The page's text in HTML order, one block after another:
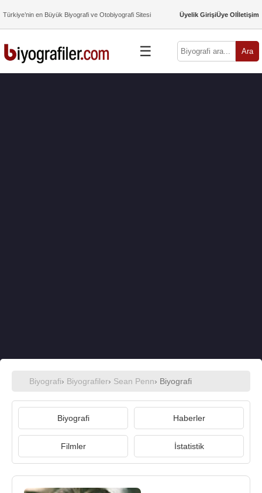
Türkiye’nin en Büyük Biyografi ve Otobiyografi Sitesi Üyelik GirişiÜye Olİletişim
☰ Ara
Biyografi› Biyografiler› Sean Penn› Biyografi
Biyografi Haberler
Filmler İstatistik